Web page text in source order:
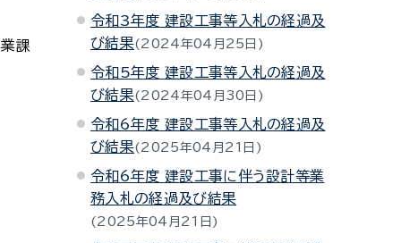
課
令和3年度 建設工事等入札の経過及
び結果 2024年04月25日
令和5年度 建設工事等入札の経過及
び結果 2024年04月30日
令和6年度 建設工事等入札の経過及
び結果 2025年04月21日
令和6年度 建設工事に伴う設計等業
務入札の経過及び結果
2025年04月21日